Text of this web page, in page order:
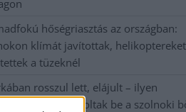
hőségriasztás az országban:
klímát javítottak,
a tüzeknél
rosszul lett, elájult – ilyen
számoltak be a szolnoki